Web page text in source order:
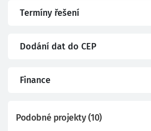
Termíny řešení
Dodání dat do CEP
Finance
Podobné projekty(10)